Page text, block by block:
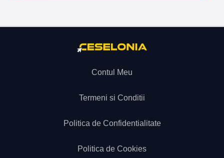
Contul Meu
Termeni si Conditii
Politica de Confidentialitate
Politica de Cookies